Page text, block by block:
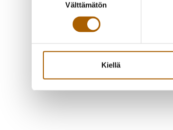
Välttämätön
Kiellä